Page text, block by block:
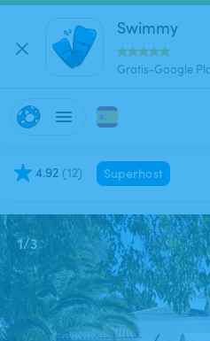
Swimmy
Gratis-Google
4.92 (12) Superhost
Este anuncio está
1/3